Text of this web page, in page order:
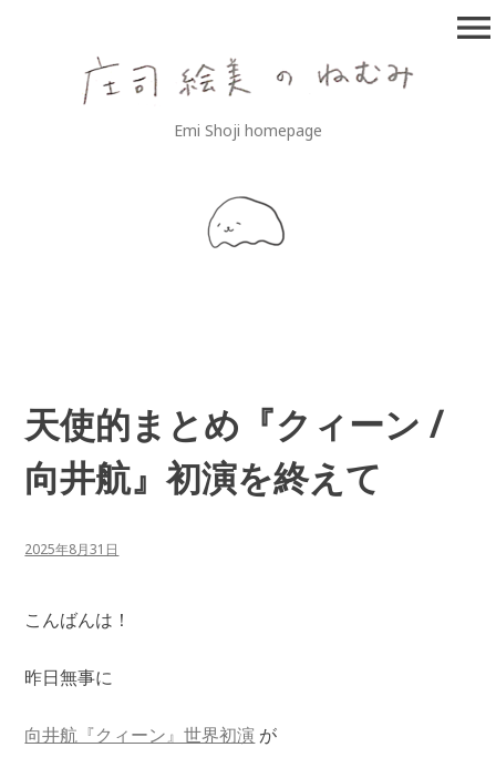
庄司絵美のねむみ
Emi Shoji homepage
menu
天使的まとめ『クィーン /
向井航』初演を終えて
2025年8月31日
こんばんは！
昨日無事に
向井航『クィーン』世界初演 が